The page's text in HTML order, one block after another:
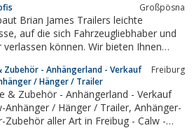
Großpösna
Brian James Trailers leichte
und
können. Wir bieten Ihnen
- Anhängerland - Verkauf
/ Hänger / Trailer
Freiburg
& Zubehör - Anhängerland - Verkauf
/ Hänger / Trailer, Anhänger-
Zubehör aller Art in Freibug - Calw -